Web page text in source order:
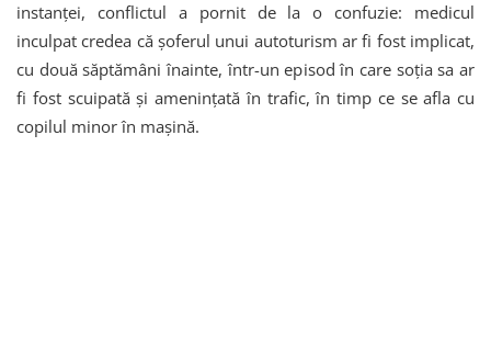
instanței, conflictul a pornit de la o confuzie: medicul
inculpat credea că șoferul unui autoturism ar fi fost implicat,
cu două săptămâni înainte, într-un episod în care soția sa ar
fi fost scuipată și amenințată în trafic, în timp ce se afla cu
copilul minor în mașină.